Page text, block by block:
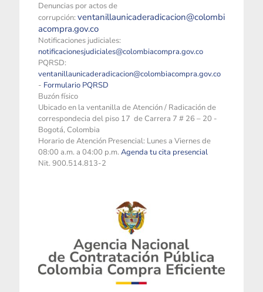
Denuncias por actos de
corrupción: ventanillaunicaderadicacion@colombi
acompra.gov.co
Notificaciones judiciales:
notificacionesjudiciales@colombiacompra.gov.co
PQRSD:
ventanillaunicaderadicacion@colombiacompra.gov.co
- Formulario PQRSD
Buzón físico
Ubicado en la ventanilla de Atención / Radicación de
correspondecia del piso 17 de Carrera 7 # 26 – 20 -
Bogotá, Colombia
Horario de Atención Presencial: Lunes a Viernes de
08:00 a.m. a 04:00 p.m. Agenda tu cita presencial
Nit. 900.514.813-2